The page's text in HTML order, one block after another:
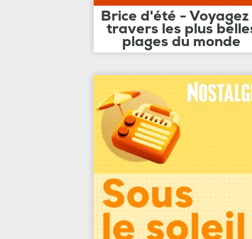
Brice d'été - Voyagez
travers les plus
plages du monde